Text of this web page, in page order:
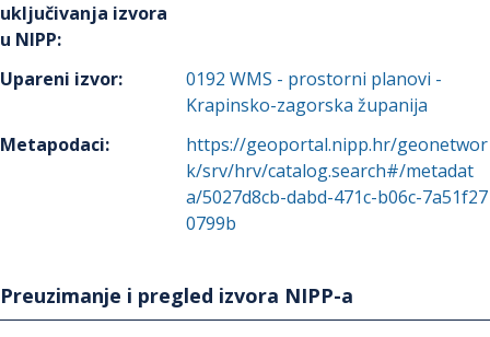
uključivanja izvora
u NIPP:
Upareni izvor: 0192 WMS - prostorni planovi -
Krapinsko-zagorska županija
Metapodaci:
https://geoportal.nipp.hr/geonetwor
k/srv/hrv/catalog.search#/metadat
a/5027d8cb-dabd-471c-b06c-7a51f27
0799b
Preuzimanje i pregled izvora NIPP-a